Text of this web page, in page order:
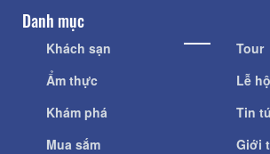
Danh mục
Khách sạn
Ẩm thực
Khám phá
Mua sắm
Tour
Lễ
Tin
Giới